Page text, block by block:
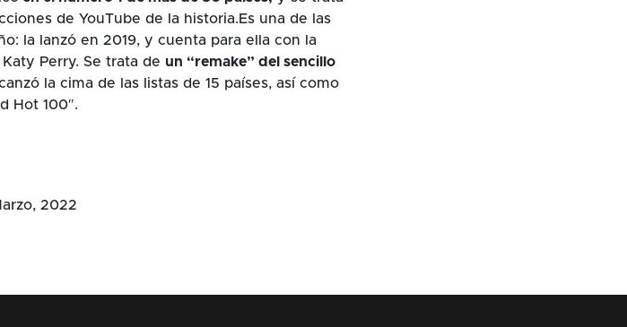
de YouTube de la historia.Es una de las
la lanzó en 2019, y cuenta para ella con la
Perry. Se trata de un “remake” del sencillo
la cima de las listas de 15 países, así como
Hot 100″.
2022